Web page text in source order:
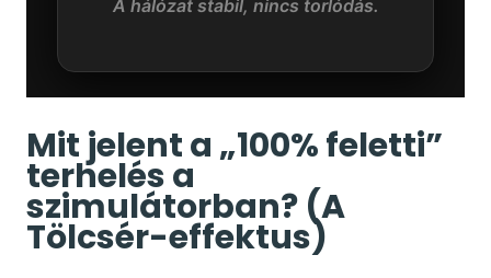
Mit jelent a „100% feletti”
terhelés a
szimulátorban? (A
Tölcsér-effektus)